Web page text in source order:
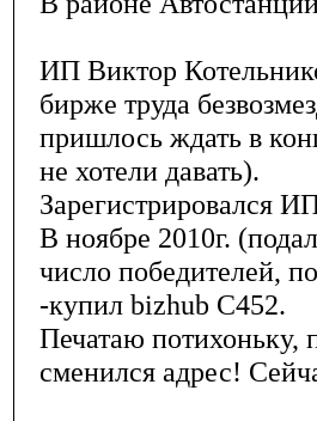
ИП Виктор
бирже труда
пришлось ждать в
не хотели давать).
Зарегистрировался
В ноябре 2010г.
число победителей,
-купил bizhub C452.
Печатаю потихоньку,
сменился адрес!